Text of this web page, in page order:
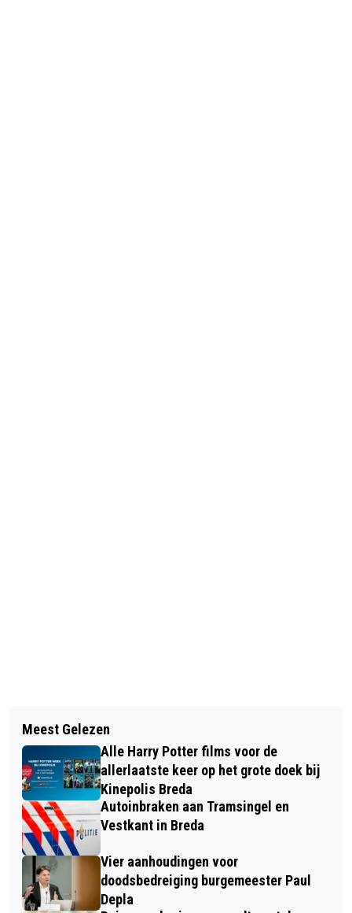
BART POPPELAARS
TUINMATERIALEN: 25 JAAR
ERVARING IN HET CREËREN VAN
HEERLIJKE BUITENRUIMTES
ZATERDAG IS INTERNATIONALE DAG
VAN HET NAAKT TUINIEREN!
Meest Gelezen
Alle Harry Potter films voor de
allerlaatste keer op het grote doek bij
Kinepolis Breda
Autoinbraken aan Tramsingel en
Vestkant in Breda
Vier aanhoudingen voor
doodsbedreiging burgemeester Paul
Depla